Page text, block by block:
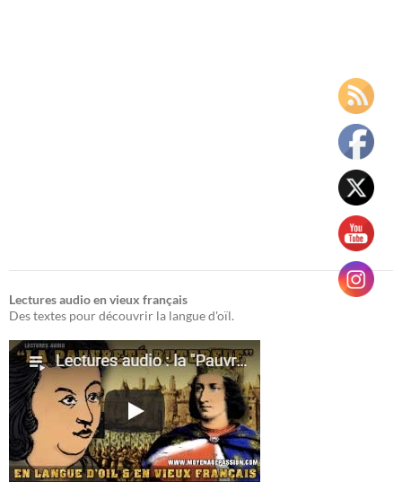
Lectures audio en vieux français
Des textes pour découvrir la langue d'oïl.